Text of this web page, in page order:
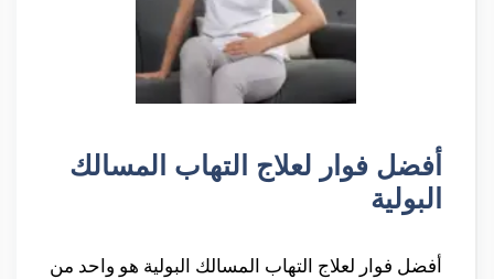
أفضل فوار لعلاج التهاب المسالك
البولية
أفضل فوار لعلاج التهاب المسالك البولية هو واحد من